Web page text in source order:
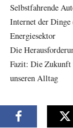
Selbstfahrende
Internet der
Energiesektor
Die
Fazit: Die Zukunft
unseren Alltag